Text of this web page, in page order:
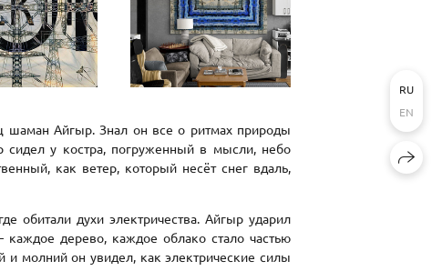
Айгыр. Знал он все о ритмах природы
у костра, погруженный в мысли, небо
как ветер, который несёт снег вдаль,
обитали духи электричества. Айгыр ударил
дерево, каждое облако стало частью
молний он увидел, как электрические силы
RU
EN